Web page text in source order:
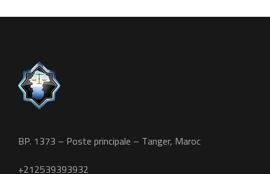
BP. 1373 – Poste principale – Tanger, Maroc
+212539393932